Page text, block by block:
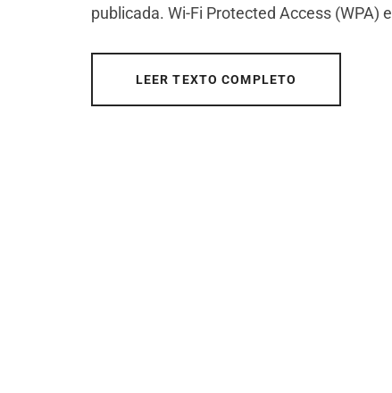
publicada. Wi-Fi Protected Access (WPA)
LEER TEXTO COMPLETO